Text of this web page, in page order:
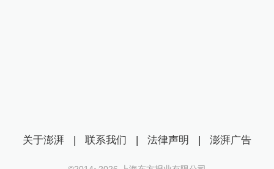
关于澎湃 | 联系我们 | 法律声明 | 澎湃广告